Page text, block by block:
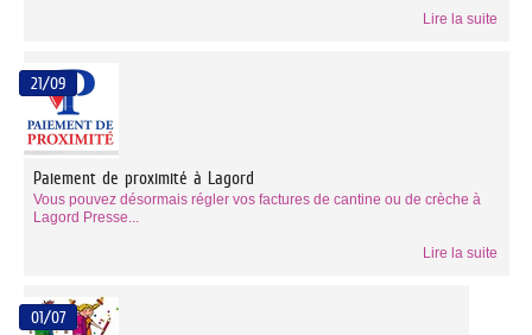
Lire la suite
21/09
Paiement de proximité à Lagord
Vous pouvez désormais régler vos factures de cantine ou de crèche à
Lagord Presse...
Lire la suite
01/07